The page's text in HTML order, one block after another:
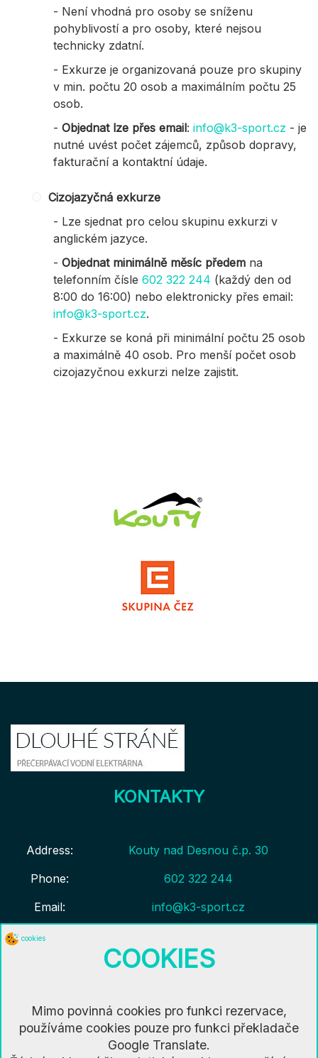
- Není vhodná pro osoby se sníženu
pohyblivostí a pro osoby, které nejsou
technicky zdatní.
- Exkurze je organizovaná pouze pro skupiny
v min. počtu 20 osob a maximálním počtu 25
osob.
- Objednat lze přes email: info@k3-sport.cz - je
nutné uvést počet zájemců, způsob dopravy,
fakturační a kontaktní údaje.
Cizojazyčná exkurze
- Lze sjednat pro celou skupinu exkurzi v
anglickém jazyce.
- Objednat minimálně měsíc předem na
telefonním čísle 602 322 244 (každý den od
8:00 do 16:00) nebo elektronicky přes email:
info@k3-sport.cz.
- Exkurze se koná při minimální počtu 25 osob
a maximálně 40 osob. Pro menší počet osob
cizojazyčnou exkurzi nelze zajistit.
KONTAKTY
Address:
Kouty nad Desnou č.p. 30
Phone:
602 322 244
Email:
info@k3-sport.cz
REZERVACE
bodu v rezervaci.
CENÍK
cookies
COOKIES
Mimo povinná cookies pro funkci rezervace,
používáme cookies pouze pro funkci překladače
Google Translate.